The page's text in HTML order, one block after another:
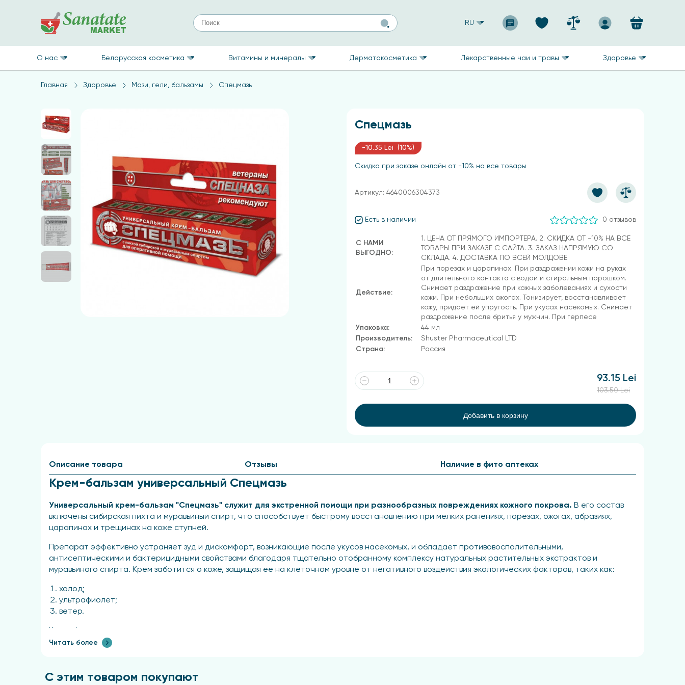
RU
О нас Белорусская косметика Витамины и минералы Дерматокосметика Лекарственные чаи и травы Здоровье
Главная Здоровье Мази, гели, бальзамы Спецмазь
Спецмазь
-10.35 Lei (10%)
Скидка при заказе онлайн от -10% на все товары
Есть в наличии 0 отзывов
С НАМИ
ВЫГОДНО:
1. ЦЕНА ОТ ПРЯМОГО ИМПОРТЕРА. 2. СКИДКА ОТ -10% НА ВСЕ
ТОВАРЫ ПРИ ЗАКАЗЕ С САЙТА. 3. ЗАКАЗ НАПРЯМУЮ СО
СКЛАДА. 4. ДОСТАВКА ПО ВСЕЙ МОЛДОВЕ
Действие:
При порезах и царапинах. При раздражении кожи на руках
от длительного контакта с водой и стиральным порошком.
Снимает раздражение при кожных заболеваниях и сухости
кожи. При небольших ожогах. Тонизирует, восстанавливает
кожу, придает ей упругость. При укусах насекомых. Снимает
раздражение после бритья у мужчин. При герпесе
Упаковка:
44 мл
Производитель:
Shuster Pharmaceutical LTD
Страна:
Россия
93.15 Lei
103.50 Lei
Добавить в корзину
Артикул: 4640006304373
Описание товара
Крем-бальзам универсальный Спецмазь
Универсальный крем-бальзам "Спецмазь" служит для экстренной помощи при разнообразных повреждениях кожного покрова. В его состав
включены сибирская пихта и муравьиный спирт, что способствует быстрому восстановлению при мелких ранениях, порезах, ожогах, абразиях,
царапинах и трещинах на коже ступней.
Препарат эффективно устраняет зуд и дискомфорт, возникающие после укусов насекомых, и обладает противовоспалительными,
антисептическими и бактерицидными свойствами благодаря тщательно отобранному комплексу натуральных растительных экстрактов и
муравьиного спирта. Крем заботится о коже, защищая ее на клеточном уровне от негативного воздействия экологических факторов, таких как:
холод;
ультрафиолет;
ветер.
При наличии острых болевых приступов: область боли следует обработать кремом-бальзамом до тех пор, пока средство не будет
Читать более
Отзывы Наличие в фито аптеках
С этим товаром покупают